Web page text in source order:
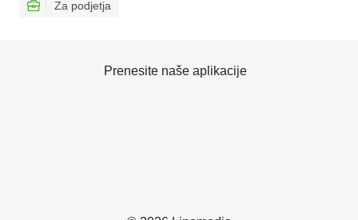
Za podjetja
Prenesite naše aplikacije